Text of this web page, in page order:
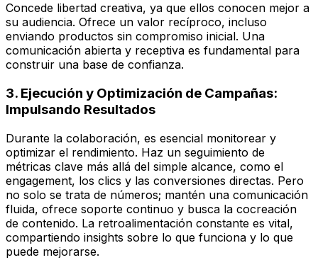
Concede libertad creativa, ya que ellos conocen mejor a
su audiencia. Ofrece un valor recíproco, incluso
enviando productos sin compromiso inicial. Una
comunicación abierta y receptiva es fundamental para
construir una base de confianza.
3. Ejecución y Optimización de Campañas:
Impulsando Resultados
Durante la colaboración, es esencial monitorear y
optimizar el rendimiento. Haz un seguimiento de
métricas clave más allá del simple alcance, como el
engagement, los clics y las conversiones directas. Pero
no solo se trata de números; mantén una comunicación
fluida, ofrece soporte continuo y busca la cocreación
de contenido. La retroalimentación constante es vital,
compartiendo insights sobre lo que funciona y lo que
puede mejorarse.